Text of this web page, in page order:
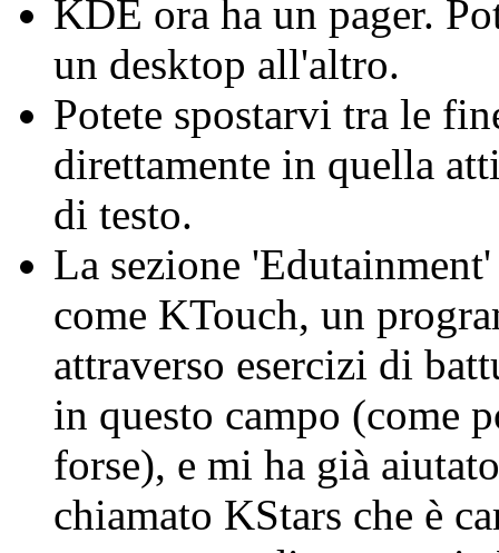
KDE ora ha un pager.
un desktop all'altro.
Potete spostarvi tra le
direttamente in quella
di testo.
La sezione
come KTouch, un
attraverso esercizi di
in questo campo (come
forse), e mi ha già
chiamato KStars che è